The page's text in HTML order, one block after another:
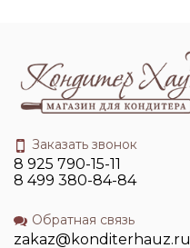
Заказать звонок
8 925 790-15-11
8 499 380-84-84
Обратная связь
zakaz@konditerhauz.ru